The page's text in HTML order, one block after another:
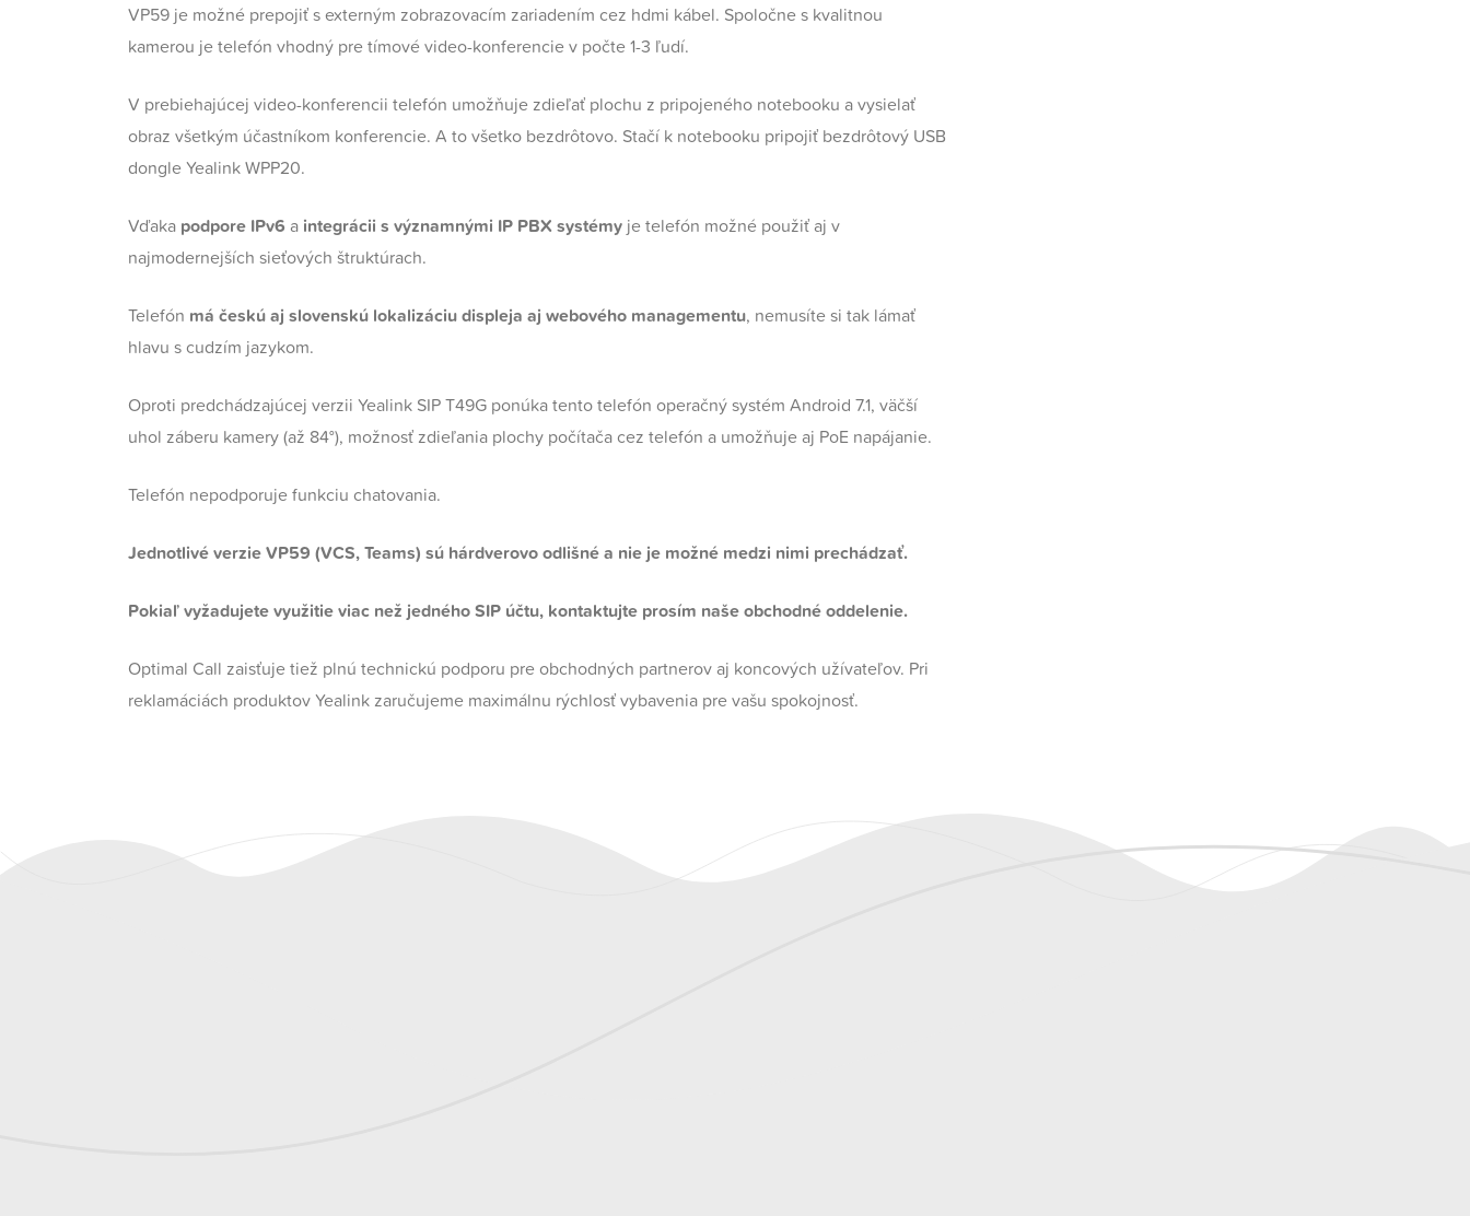
VP59 je možné prepojiť s externým zobrazovacím zariadením cez hdmi kábel. Spoločne s kvalitnou
kamerou je telefón vhodný pre tímové video-konferencie v počte 1-3 ľudí.
V prebiehajúcej video-konferencii telefón umožňuje zdieľať plochu z pripojeného notebooku a vysielať
obraz všetkým účastníkom konferencie. A to všetko bezdrôtovo. Stačí k notebooku pripojiť bezdrôtový USB
dongle Yealink WPP20.
Vďaka podpore IPv6a integrácii s významnými IP PBX systémy je telefón možné použiť aj v
najmodernejších sieťových štruktúrach.
Telefón má českú aj slovenskú lokalizáciu displeja aj webového managementu, nemusíte si tak lámať
hlavu s cudzím jazykom.
Oproti predchádzajúcej verzii Yealink SIP T49G ponúka tento telefón operačný systém Android 7.1, väčší
uhol záberu kamery (až 84°), možnosť zdieľania plochy počítača cez telefón a umožňuje aj PoE napájanie.
Telefón nepodporuje funkciu chatovania.
Jednotlivé verzie VP59 (VCS, Teams) sú hárdverovo odlišné a nie je možné medzi nimi prechádzať.
Pokiaľ vyžadujete využitie viac než jedného SIP účtu, kontaktujte prosím naše obchodné oddelenie.
Optimal Call zaisťuje tiež plnú technickú podporu pre obchodných partnerov aj koncových užívateľov. Pri
reklamáciách produktov Yealink zaručujeme maximálnu rýchlosť vybavenia pre vašu spokojnosť.